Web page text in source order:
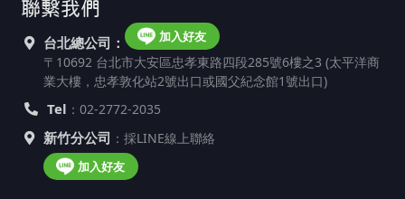
聯繫我們
台北總公司： 加入好友
〒10692 台北市大安區忠孝東路四段285號6樓之3 (太平洋商
業大樓，忠孝敦化站2號出口或國父紀念館1號出口)
Tel ：02-2772-2035
新竹分公司 ：採LINE線上聯絡
加入好友